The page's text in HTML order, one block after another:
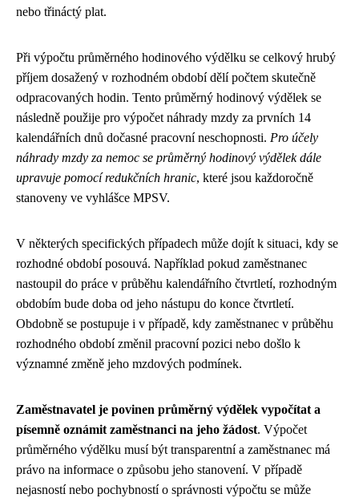
nebo třináctý plat.
Při výpočtu průměrného hodinového výdělku se celkový hrubý
příjem dosažený v rozhodném období dělí počtem skutečně
odpracovaných hodin. Tento průměrný hodinový výdělek se
následně použije pro výpočet náhrady mzdy za prvních 14
kalendářních dnů dočasné pracovní neschopnosti. Pro účely
náhrady mzdy za nemoc se průměrný hodinový výdělek dále
upravuje pomocí redukčních hranic, které jsou každoročně
stanoveny ve vyhlášce MPSV.
V některých specifických případech může dojít k situaci, kdy se
rozhodné období posouvá. Například pokud zaměstnanec
nastoupil do práce v průběhu kalendářního čtvrtletí, rozhodným
obdobím bude doba od jeho nástupu do konce čtvrtletí.
Obdobně se postupuje i v případě, kdy zaměstnanec v průběhu
rozhodného období změnil pracovní pozici nebo došlo k
významné změně jeho mzdových podmínek.
Zaměstnavatel je povinen průměrný výdělek vypočítat a
písemně oznámit zaměstnanci na jeho žádost. Výpočet
průměrného výdělku musí být transparentní a zaměstnanec má
právo na informace o způsobu jeho stanovení. V případě
nejasností nebo pochybností o správnosti výpočtu se může